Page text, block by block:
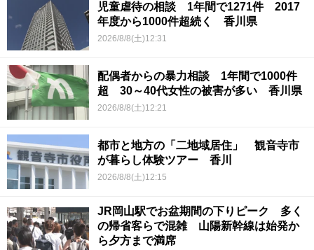
児童虐待の相談 1年間で1271件 2017
年度から1000件超続く 香川県
2026/8/8(土)12:31
配偶者からの暴力相談 1年間で1000件
超 30～40代女性の被害が多い 香川県
2026/8/8(土)12:21
都市と地方の「二地域居住」 観音寺市
が暮らし体験ツアー 香川
2026/8/8(土)12:15
JR岡山駅でお盆期間の下りピーク 多く
の帰省客らで混雑 山陽新幹線は始発か
ら夕方まで満席